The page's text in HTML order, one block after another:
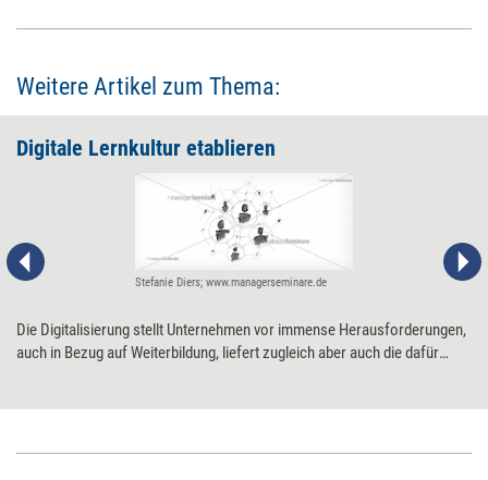
Weitere Artikel zum Thema:
Digitale Lernkultur etablieren
Stefanie Diers; www.managerseminare.de
Die Digitalisierung stellt Unternehmen vor immense Herausforderungen,
auch in Bezug auf Weiterbildung, liefert zugleich aber auch die dafür